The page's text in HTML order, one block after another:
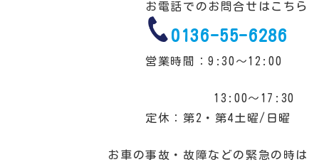
お電話でのお問合せはこちら
0136-55-6286
営業時間：9:30～12:00
13:00～17:30
定休：第2・第4土曜/日曜
お車の事故・故障などの緊急の時は